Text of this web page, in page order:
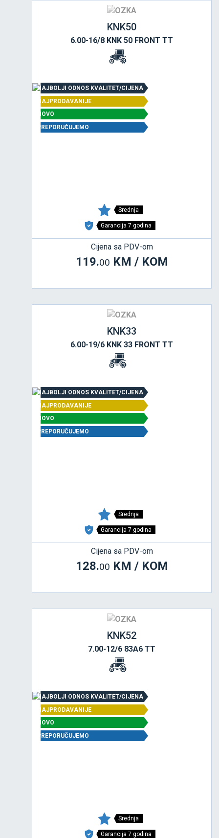
KNK50
6.00-16/8 KNK 50 FRONT TT
NAJBOLJI ODNOS KVALITET/CIJENA
NAJPRODAVANIJE
NOVO
PREPORUČUJEMO
Srednja
Garancija 7 godina
Cijena sa PDV-om
119.00 KM / KOM
KNK33
6.00-19/6 KNK 33 FRONT TT
NAJBOLJI ODNOS KVALITET/CIJENA
NAJPRODAVANIJE
NOVO
PREPORUČUJEMO
Srednja
Garancija 7 godina
Cijena sa PDV-om
128.00 KM / KOM
KNK52
7.00-12/6 83A6 TT
NAJBOLJI ODNOS KVALITET/CIJENA
NAJPRODAVANIJE
NOVO
PREPORUČUJEMO
Srednja
Garancija 7 godina